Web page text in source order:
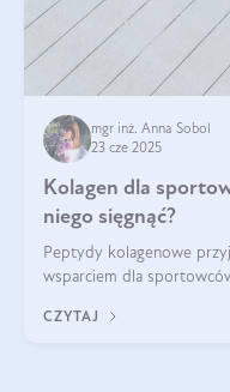
mgr inż. Anna Sobol
23 cze 2025
Kolagen dla
niego sięgnąć?
Peptydy kolagenowe
wsparciem dla
CZYTAJ